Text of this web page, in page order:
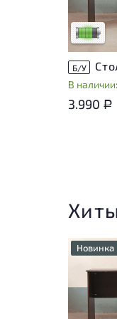
Низкая
Б/У
В
3.990 Р
Новинка
У
на